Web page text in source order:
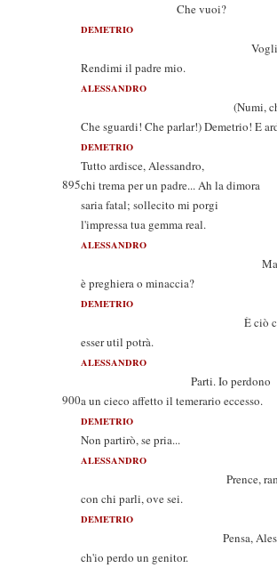
Che vuoi?
DEMETRIO
Voglio... Son
Rendimi il padre mio.
ALESSANDRO
(Numi, che
Che sguardi! Che parlar!) Demetrio! E
DEMETRIO
Tutto ardisce, Alessandro,
895chi trema per un padre... Ah la dimora
saria fatal; sollecito mi porgi
l'impressa tua gemma real.
ALESSANDRO
Ma
è preghiera o minaccia?
DEMETRIO
È ciò che al
esser util potrà.
ALESSANDRO
Parti. Io perdono
900a un cieco affetto il temerario eccesso.
DEMETRIO
Non partirò, se pria...
ALESSANDRO
Prence,
con chi parli, ove sei.
DEMETRIO
Pensa,
ch'io perdo un genitor.